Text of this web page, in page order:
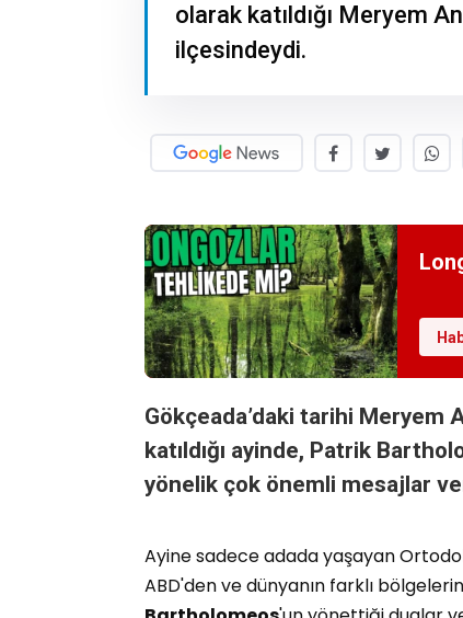
olarak katıldığı Meryem
ilçesindeydi.
Gökçeada’daki tarihi Meryem
katıldığı ayinde, Patrik
yönelik çok önemli mesajlar
Ayine sadece adada yaşayan
ABD'den ve dünyanın farklı